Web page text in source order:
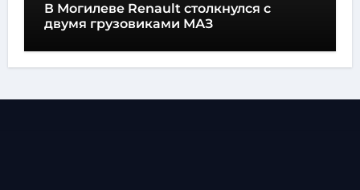
В Могилеве Renault столкнулся с
двумя грузовиками МАЗ